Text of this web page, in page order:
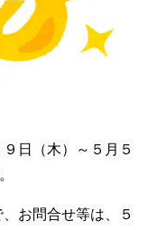
日（木）～５月５
お問合せ等は、５